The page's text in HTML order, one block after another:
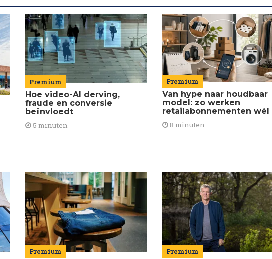
Premium
Hoe video-AI derving,
fraude en conversie
beïnvloedt
5 minuten
Premium
Van hype naar houdbaar
model: zo werken
retailabonnementen wél
8 minuten
Premium Premium